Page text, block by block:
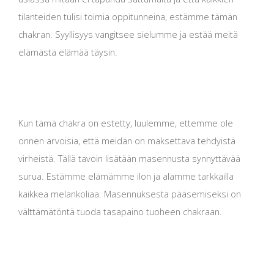
tilanteiden tulisi toimia oppitunneina, estämme tämän
chakran. Syyllisyys vangitsee sielumme ja estää meitä
elämästä elämää täysin.
Kun tämä chakra on estetty, luulemme, ettemme ole
onnen arvoisia, että meidän on maksettava tehdyistä
virheistä. Tällä tavoin lisätään masennusta synnyttävää
surua. Estämme elämämme ilon ja alamme tarkkailla
kaikkea melankoliaa. Masennuksesta pääsemiseksi on
välttämätöntä tuoda tasapaino tuoheen chakraan.